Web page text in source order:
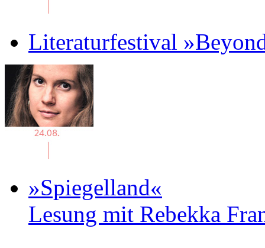
Literaturfestival
»Spiegelland«
Lesung mit Rebekka